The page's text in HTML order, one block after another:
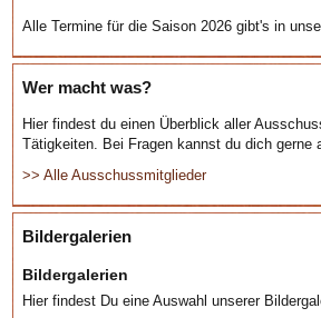
Alle Termine für die Saison 2026 gibt's in
Wer macht was?
Hier findest du einen Überblick aller
Tätigkeiten. Bei Fragen kannst du dich gerne
>> Alle Ausschussmitglieder
Bildergalerien
Bildergalerien
Hier findest Du eine Auswahl unserer